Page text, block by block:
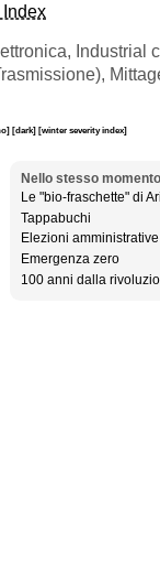
Industrial
[dark] [winter severity index]
Nello stesso momento
Le "bio-fraschette" di
Tappabuchi
Elezioni
Emergenza zero
100 anni dalla